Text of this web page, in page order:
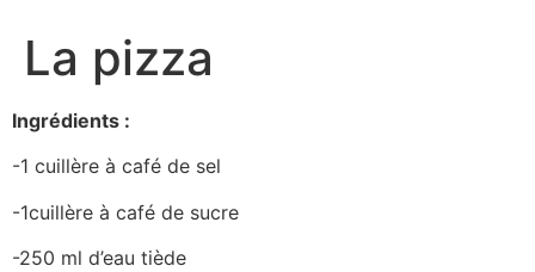
La pizza
Ingrédients :
-1 cuillère à café de sel
-1cuillère à café de sucre
-250 ml d’eau tiède